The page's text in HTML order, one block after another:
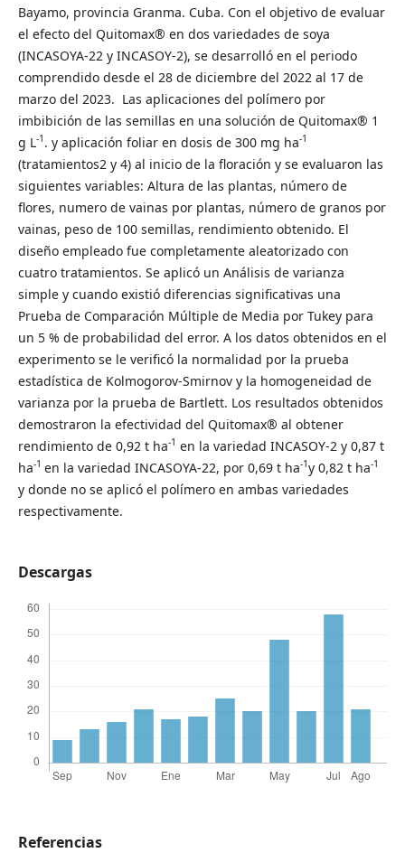
Bayamo, provincia Granma. Cuba. Con el objetivo de evaluar
el efecto del Quitomax® en dos variedades de soya
(INCASOYA-22 y INCASOY-2), se desarrolló en el periodo
comprendido desde el 28 de diciembre del 2022 al 17 de
marzo del 2023. Las aplicaciones del polímero por
imbibición de las semillas en una solución de Quitomax® 1
g L-1 . y aplicación foliar en dosis de 300 mg ha-1
(tratamientos2 y 4) al inicio de la floración y se evaluaron las
siguientes variables: Altura de las plantas, número de
flores, numero de vainas por plantas, número de granos por
vainas, peso de 100 semillas, rendimiento obtenido. El
diseño empleado fue completamente aleatorizado con
cuatro tratamientos. Se aplicó un Análisis de varianza
simple y cuando existió diferencias significativas una
Prueba de Comparación Múltiple de Media por Tukey para
un 5 % de probabilidad del error. A los datos obtenidos en el
experimento se le verificó la normalidad por la prueba
estadística de Kolmogorov-Smirnov y la homogeneidad de
varianza por la prueba de Bartlett. Los resultados obtenidos
demostraron la efectividad del Quitomax® al obtener
rendimiento de 0,92 t ha-1 en la variedad INCASOY-2 y 0,87 t
ha-1 en la variedad INCASOYA-22, por 0,69 t ha-1y 0,82 t ha-1
y donde no se aplicó el polímero en ambas variedades
respectivamente.
Descargas
Referencias